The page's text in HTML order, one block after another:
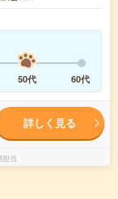
50代 60代
詳しく見る
当